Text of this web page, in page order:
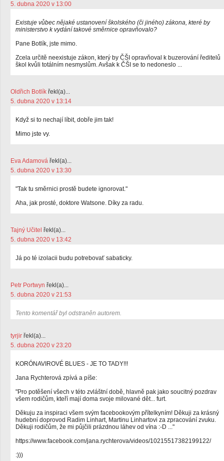
5. dubna 2020 v 13:00
Existuje vůbec nějaké ustanovení školského (či jiného) zákona, které by
ministerstvo k vydání takové směrnice opravňovalo?
Pane Botlík, jste mimo.
Zcela určitě neexistuje zákon, který by ČŠI opravňoval k buzerování ředitelů
škol kvůli totálním nesmyslům. Avšak k ČŠI se to nedoneslo ...
Oldřich Botlík řekl(a)...
5. dubna 2020 v 13:14
Když si to nechají líbit, dobře jim tak!
Mimo jste vy.
Eva Adamová řekl(a)...
5. dubna 2020 v 13:30
"Tak tu směrnici prostě budete ignorovat."
Aha, jak prosté, doktore Watsone. Díky za radu.
Tajný Učitel řekl(a)...
5. dubna 2020 v 13:42
Já po té izolacii budu potrebovať sabaticky.
Petr Portwyn řekl(a)...
5. dubna 2020 v 21:53
Tento komentář byl odstraněn autorem.
tyrjir řekl(a)...
5. dubna 2020 v 23:20
KORÓNAVIROVÉ BLUES - JE TO TADY!!!
Jana Rychterová zpívá a píše:
"Pro potěšení všech v této zvláštní době, hlavně pak jako soucitný pozdrav
všem rodičům, kteří mají doma svoje milované dět... furt.
Děkuju za inspiraci všem svým facebookovým přítelkyním! Děkuji za krásný
hudební doprovod Radim Linhart, Martinu Linhartovi za zpracování zvuku.
Děkuji rodičům, že mi půjčili prázdnou láhev od vína :-D ..."
https://www.facebook.com/jana.rychterova/videos/10215517382199122/
:)))